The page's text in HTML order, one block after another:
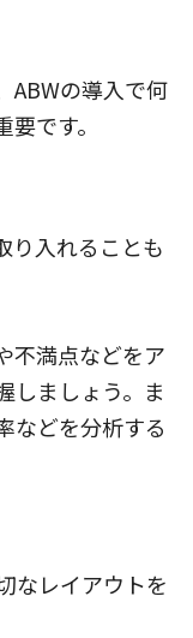
ABWの導入で何
です。
り入れることも
不満点などをア
しましょう。ま
などを分析する
なレイアウトを